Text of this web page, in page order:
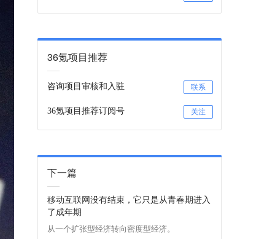
36氪项目推荐
咨询项目审核和入驻 联系
36氪项目推荐订阅号 关注
下一篇
移动互联网没有结束，它只是从青春期进入
了成年期
从一个扩张型经济转向密度型经济。